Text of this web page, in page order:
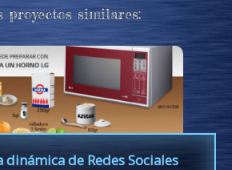
proyectos similares:
dinámica de Redes Sociales